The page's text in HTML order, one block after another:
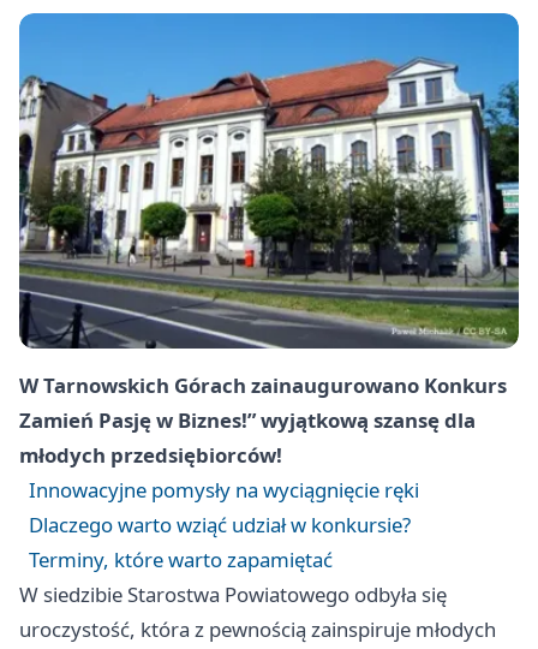
W Tarnowskich Górach zainaugurowano Konkurs
Zamień Pasję w Biznes!” wyjątkową szansę dla
młodych przedsiębiorców!
Innowacyjne pomysły na wyciągnięcie ręki
Dlaczego warto wziąć udział w konkursie?
Terminy, które warto zapamiętać
W siedzibie Starostwa Powiatowego odbyła się
uroczystość, która z pewnością zainspiruje młodych